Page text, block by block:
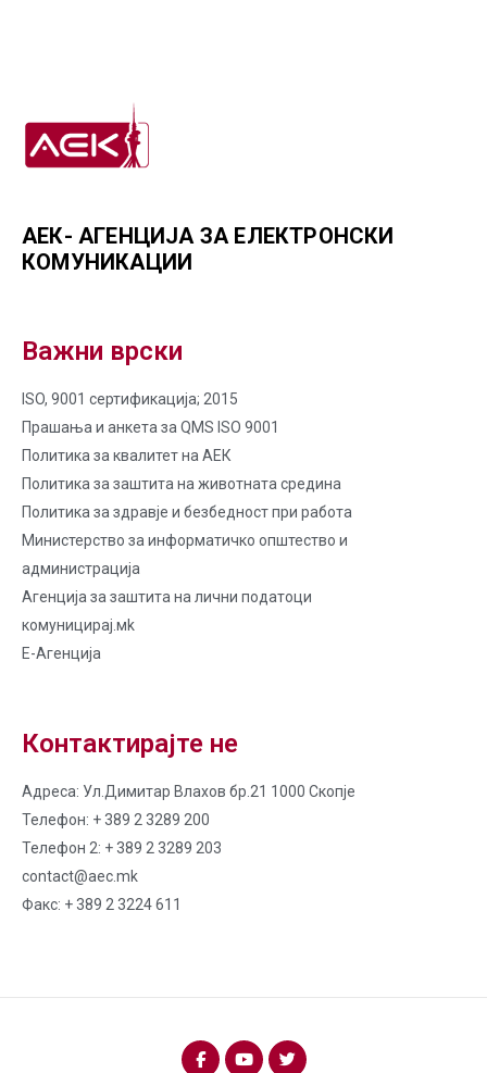
АЕК- АГЕНЦИЈА ЗА ЕЛЕКТРОНСКИ
КОМУНИКАЦИИ
Важни врски
ISO, 9001 сертификација; 2015
Прашања и анкета за QMS ISO 9001
Политика за квалитет на AЕК
Политика за заштита на животната средина
Политика за здравје и безбедност при работа
Министерство за информатичко општество и
администрација
Агенција за заштита на лични податоци
комуницирај.мk
Е-Агенција
Контактирајте не
Адреса: Ул.Димитар Влахов бр.21 1000 Скопје
Телефон: + 389 2 3289 200
Телефон 2: + 389 2 3289 203
contact@aec.mk
Факс: + 389 2 3224 611